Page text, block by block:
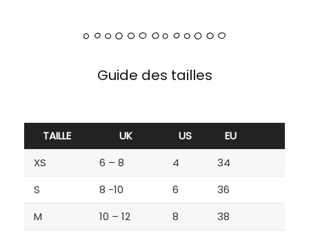
Guide des tailles
TAILLE UK US
EU
XS
6 – 8 4
34
S
8 -10 6
36
M
10 – 12 8
38